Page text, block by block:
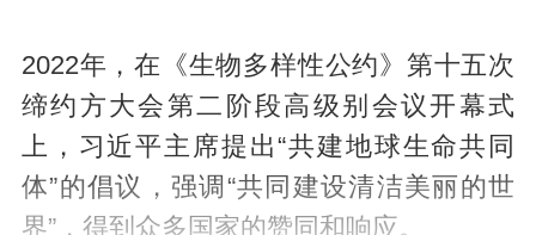
2022年，在《生物多样性公约》第十五次
缔约方大会第二阶段高级别会议开幕式
上，习近平主席提出“共建地球生命共同
体”的倡议，强调“共同建设清洁美丽的世
界”，得到众多国家的赞同和响应。